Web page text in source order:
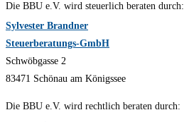
Die BBU e.V. wird steuerlich beraten durch:
Sylvester Brandner
Steuerberatungs-GmbH
Schwöbgasse 2
83471 Schönau am Königssee
Die BBU e.V. wird rechtlich beraten durch: